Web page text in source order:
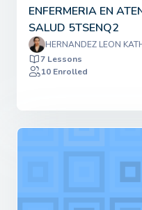
ENFERMERIA EN
SALUD 5TSENQ2
HERNANDEZ LEON
7 Lessons
10 Enrolled